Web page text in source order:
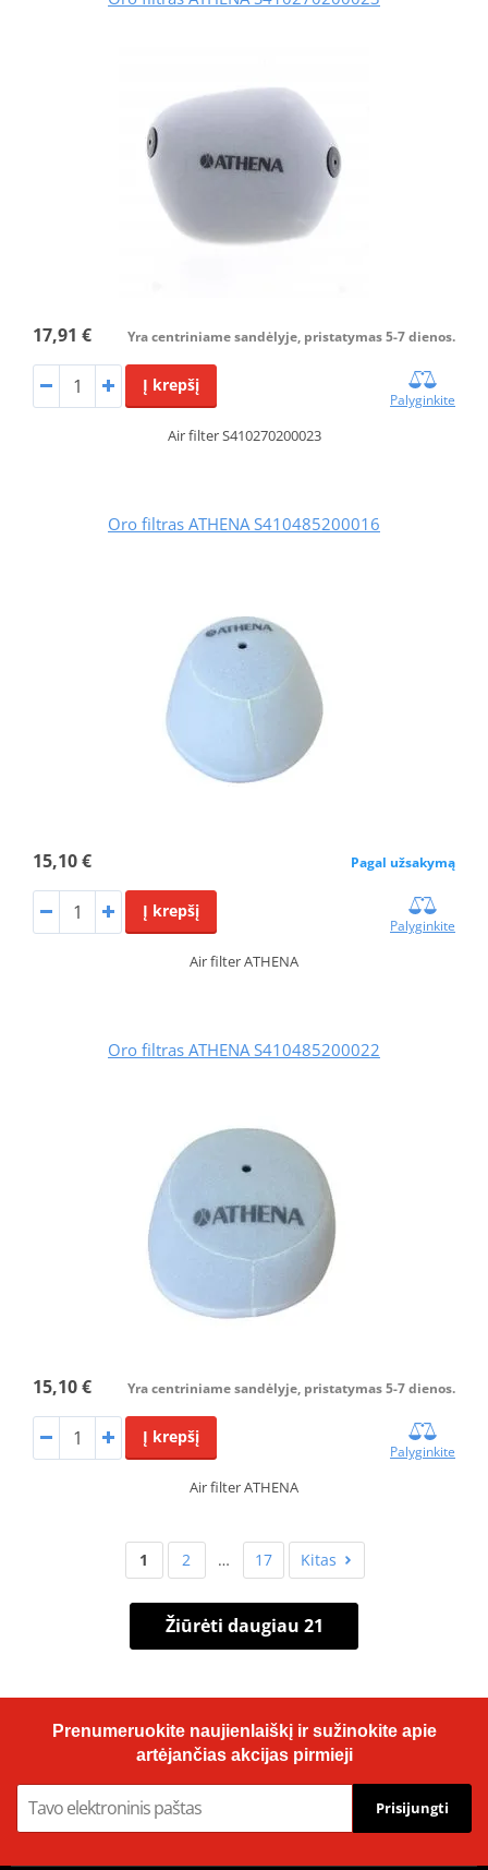
17,91 € Yra centriniame sandėlyje, pristatymas 5-7 dienos.
Į krepšį
Palyginkite
Air filter S410270200023
Oro filtras ATHENA S410485200016
15,10 € Pagal užsakymą
Į krepšį
Palyginkite
Air filter ATHENA
Oro filtras ATHENA S410485200022
15,10 € Yra centriniame sandėlyje, pristatymas 5-7 dienos.
Į krepšį
Palyginkite
Air filter ATHENA
1 2 … 17 Kitas
Žiūrėti daugiau 21
Prenumeruokite naujienlaiškį ir sužinokite apie
artėjančias akcijas pirmieji
Prisijungti